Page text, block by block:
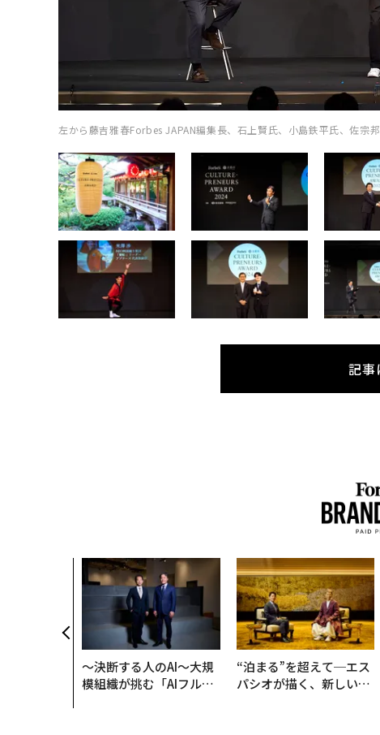
左から藤吉雅春Forbes JAPAN編集長、石上賢氏、小島鉄平氏、佐宗
記事
〜決断する人のAI〜大規
模組織が挑む「AIフル実
“泊まる”を超えて─エス
パシオが描く、新しい日